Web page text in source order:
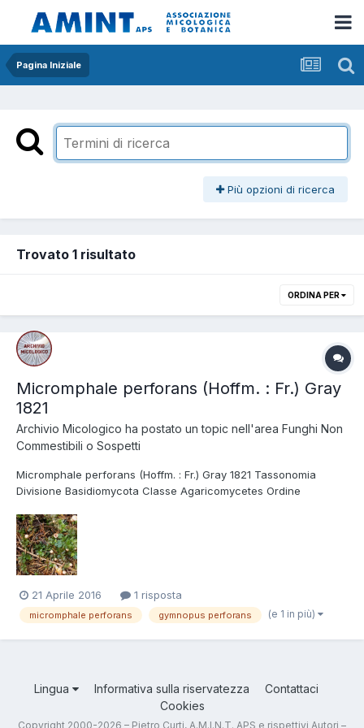
Pagina Iniziale
Più opzioni di ricerca
Trovato 1 risultato
ORDINA PER
Micromphale perforans (Hoffm. : Fr.) Gray
1821
Archivio Micologico ha postato un topic nell'area Funghi Non
Commestibili o Sospetti
Micromphale perforans (Hoffm. : Fr.) Gray 1821 Tassonomia
Divisione Basidiomycota Classe Agaricomycetes Ordine
perforans (Hoffm. : Fr.) Antonín, Halling & Noordel. 1997 Foto e
Descrizioni Tornando ai funghi, ecco il M...
21 Aprile 2016 1 risposta
micromphale perforans gymnopus perforans (e 1 in più)
Lingua Informativa sulla riservatezza
Contattaci
Cookies
Copyright 2000-2026 – Pietro Curti, A.M.I.N.T. APS e rispettivi Autori –